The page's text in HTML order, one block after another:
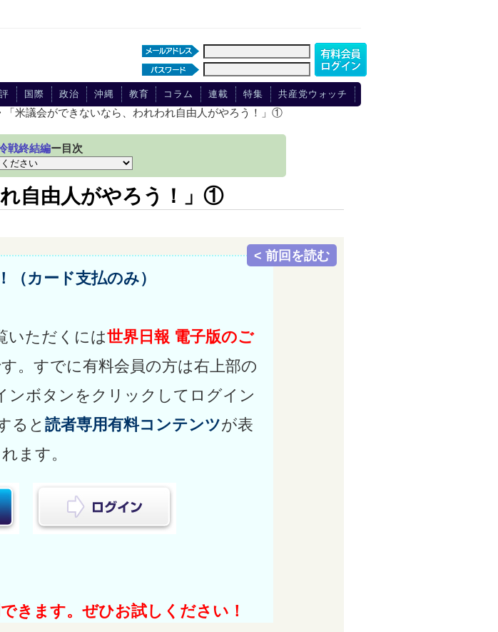
国際 政治 沖縄 教育 コラム 連載 特集 共産党ウォッチ
「米議会ができないなら、われわれ自由人がやろう！」①
戦終結編ー目次
自由人がやろう！」①
< 前回を読む
（カード支払のみ）
いただくには世界日報 電子版のご
。すでに有料会員の方は右上部の
ンボタンをクリックしてログイン
ると 読者専用有料コンテンツが表
ます。
きます。ぜひお試しください！